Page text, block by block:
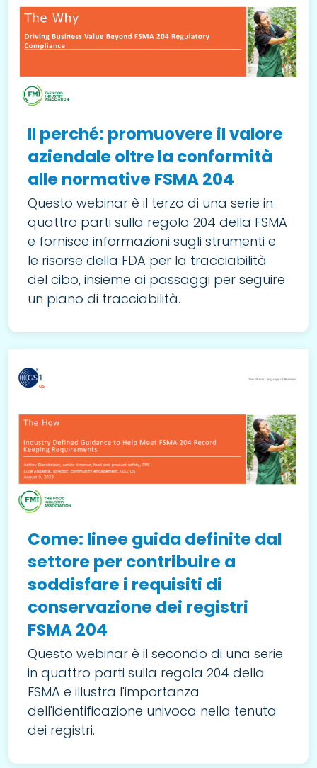
Il perché: promuovere il valore
aziendale oltre la conformità
alle normative FSMA 204
Questo webinar è il terzo di una serie in
quattro parti sulla regola 204 della FSMA
e fornisce informazioni sugli strumenti e
le risorse della FDA per la tracciabilità
del cibo, insieme ai passaggi per seguire
un piano di tracciabilità.
Come: linee guida definite dal
settore per contribuire a
soddisfare i requisiti di
conservazione dei registri
FSMA 204
Questo webinar è il secondo di una serie
in quattro parti sulla regola 204 della
FSMA e illustra l'importanza
dell'identificazione univoca nella tenuta
dei registri.